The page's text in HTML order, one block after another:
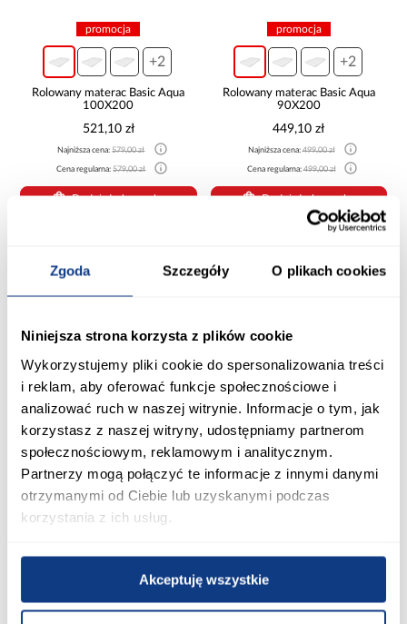
Zgoda Szczegóły O plikach cookies
Niniejsza strona korzysta z plików cookie
Wykorzystujemy pliki cookie do spersonalizowania treści
i reklam, aby oferować funkcje społecznościowe i
analizować ruch w naszej witrynie. Informacje o tym, jak
korzystasz z naszej witryny, udostępniamy partnerom
społecznościowym, reklamowym i analitycznym.
Partnerzy mogą połączyć te informacje z innymi danymi
otrzymanymi od Ciebie lub uzyskanymi podczas
korzystania z ich usług.
Akceptuję wszystkie
promocja
+2
Rolowany materac Basic Aqua
100X200
521,10 zł
Najniższa cena:579,00 zł
Cena regularna:579,00 zł
Dodaj do koszyka
promocja
+2
Rolowany materac Basic Aqua
90X200
449,10 zł
Najniższa cena:499,00 zł
Cena regularna:499,00 zł
Dodaj do koszyka
promocja
+2
Materac Basic Aqua 140X200
629,10 zł
Cena regularna:699,00 zł
Dodaj do koszyka
promocja
Materac Basic Aqua 120X200
Cena regularna:599,00 zł
Dodaj do koszyka